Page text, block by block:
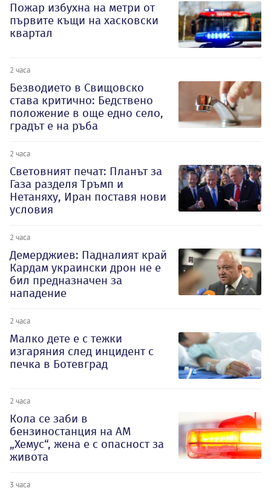
Пожар избухна на метри от
първите къщи на хасковски
квартал
2 часа
Безводието в Свищовско
става критично: Бедствено
положение в още едно село,
градът е на ръба
2 часа
Световният печат: Планът за
Газа разделя Тръмп и
Нетаняху, Иран поставя нови
условия
2 часа
Демерджиев: Падналият край
Кардам украински дрон не е
бил предназначен за
нападение
2 часа
Малко дете е с тежки
изгаряния след инцидент с
печка в Ботевград
2 часа
Кола се заби в
бензиностанция на АМ
„Хемус“, жена е с опасност за
живота
3 часа